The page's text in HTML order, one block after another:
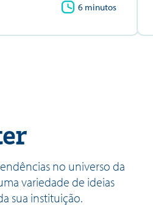
6 minutos
no universo da
variedade de ideias
sua instituição.